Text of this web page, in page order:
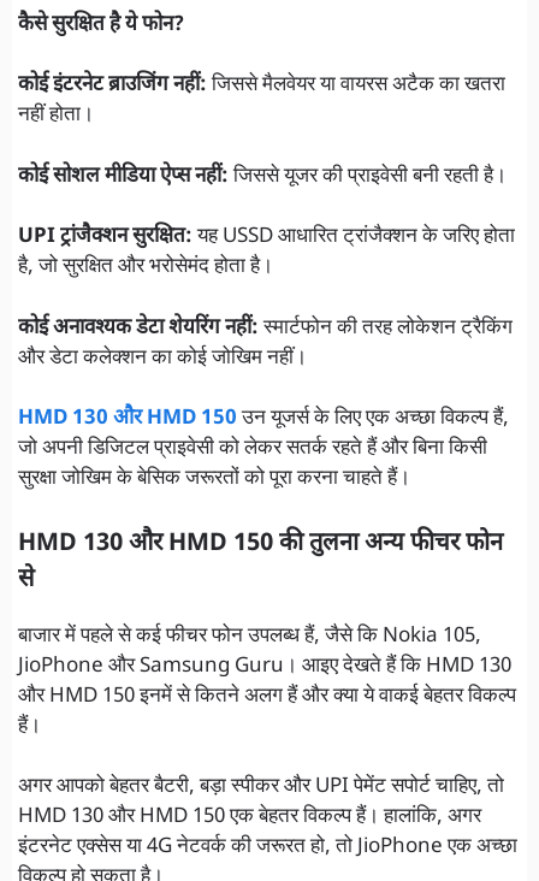
कैसे सुरक्षित है ये फोन?
कोई इंटरनेट ब्राउजिंग नहीं:जिससे मैलवेयर या वायरस अटैक का खतरा
नहीं होता।
कोई सोशल मीडिया ऐप्स नहीं:जिससे यूजर की प्राइवेसी बनी रहती है।
UPI ट्रांजैक्शन सुरक्षित:यह USSD आधारित ट्रांजैक्शन के जरिए होता
है, जो सुरक्षित और भरोसेमंद होता है।
कोई अनावश्यक डेटा शेयरिंग नहीं:स्मार्टफोन की तरह लोकेशन ट्रैकिंग
और डेटा कलेक्शन का कोई जोखिम नहीं।
HMD 130 और HMD 150उन यूजर्स के लिए एक अच्छा विकल्प हैं,
जो अपनी डिजिटल प्राइवेसी को लेकर सतर्क रहते हैं और बिना किसी
सुरक्षा जोखिम के बेसिक जरूरतों को पूरा करना चाहते हैं।
HMD 130 और HMD 150 की तुलना अन्य फीचर फोन
से
बाजार में पहले से कई फीचर फोन उपलब्ध हैं, जैसे कि Nokia 105,
JioPhone और Samsung Guru। आइए देखते हैं कि HMD 130
और HMD 150 इनमें से कितने अलग हैं और क्या ये वाकई बेहतर विकल्प
हैं।
अगर आपको बेहतर बैटरी, बड़ा स्पीकर और UPI पेमेंट सपोर्ट चाहिए, तो
HMD 130 और HMD 150 एक बेहतर विकल्प हैं। हालांकि, अगर
इंटरनेट एक्सेस या 4G नेटवर्क की जरूरत हो, तो JioPhone एक अच्छा